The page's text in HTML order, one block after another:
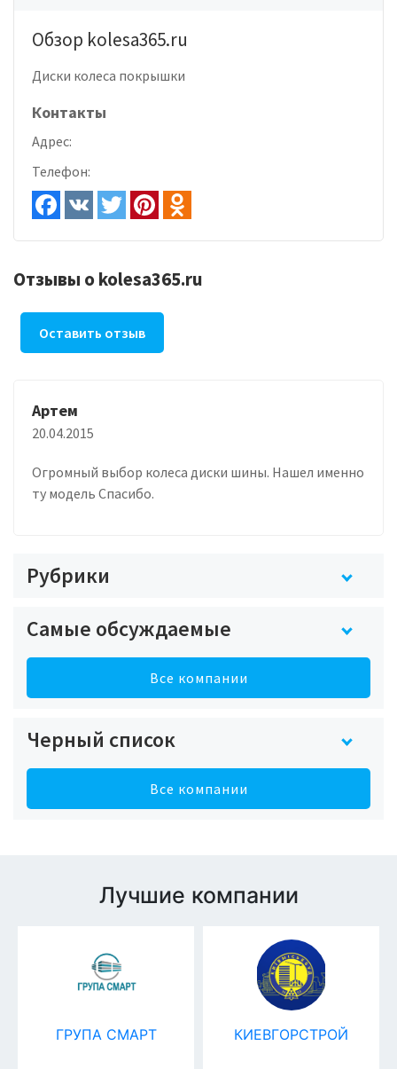
Обзор kolesa365.ru
Диски колеса покрышки
Контакты
Адрес:
Телефон:
Отзывы о kolesa365.ru
Оставить отзыв
Артем
20.04.2015
Огромный выбор колеса диски шины. Нашел именно
ту модель Спасибо.
Рубрики
Самые обсуждаемые
Все компании
Черный список
Все компании
Лучшие компании
ГРУПА СМАРТ КИЕВГОРСТРОЙ